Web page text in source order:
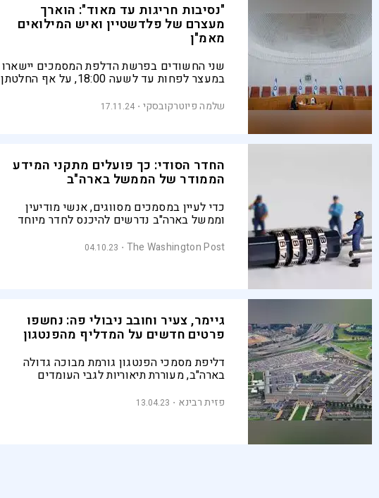
"נסיבות חריגות עד מאוד": הוארך
מעצרם של פלדשטיין ואיש המילואים
מאמ"ן
שני החשודים בפרשת הדלפת המסמכים יישארו
במעצר לפחות עד לשעה 18:00, על אף החלטתן
צפויה הפרקליטות לבקש הארכת מעצר נוספת
שלמה פיוטרקובסקי 17.11.24
החדר הסודי: כך פועלים מתקני המידע
הממודר של הממשל בארה"ב
כדי לעיין במסמכים מסווגים, אנשי מודיעין
וממשל בארה"ב נדרשים להיכנס לחדר מיוחד
והגנה. אבל גם אמצעי הזהירות הקפדניים ביותר
אינם יכולים למנוע טעויות אנוש או הדלפות
The Washington Post
04.10.23
גיימר, צעיר וחובב ניבולי פה: נחשפו
פרטים חדשים על המדליף מהפנטגון
דליפת מסמכי הפנטגון גורמת מבוכה גדולה
בארה"ב, מעוררת תיאוריות לגבי העומדים
המודיעין האמריקני אחרי הנעשה כאן
פזית רבינא 13.04.23